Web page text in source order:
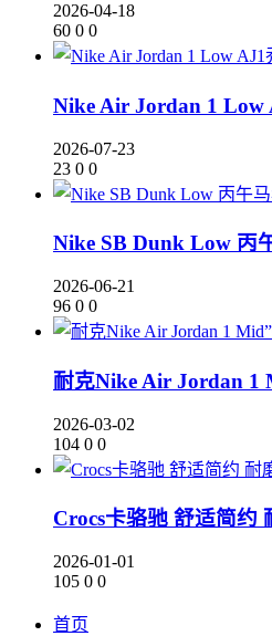
2026-04-18
60 0 0
Nike Air Jordan 1 Low
2026-07-23
23 0 0
Nike SB Dunk Low 丙
2026-06-21
96 0 0
耐克Nike Air Jordan 1
2026-03-02
104 0 0
Crocs卡骆驰 舒适简约
2026-01-01
105 0 0
首页